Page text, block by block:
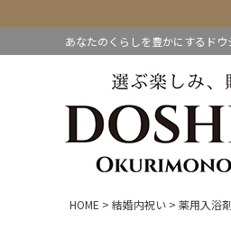
あなたのくらしを豊かにするド
HOME 結婚内祝い 薬用入浴